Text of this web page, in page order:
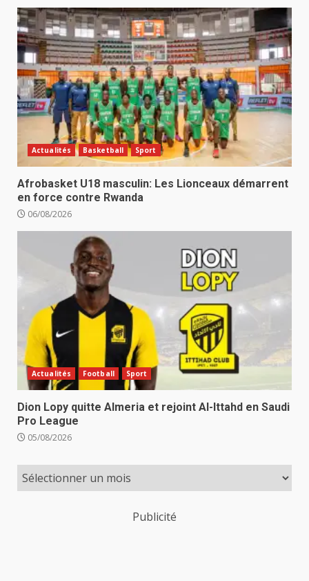
Actualités Basketball Sport
Afrobasket U18 masculin: Les Lionceaux démarrent
en force contre Rwanda
06/08/2026
Actualités Football Sport
Dion Lopy quitte Almeria et rejoint Al-Ittahd en Saudi
Pro League
05/08/2026
Publicité